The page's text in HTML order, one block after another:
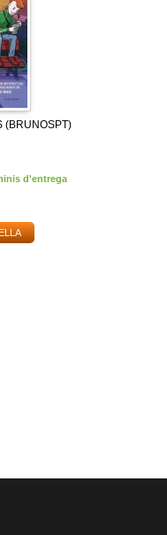
(BRUNOSPT)
d'entrega